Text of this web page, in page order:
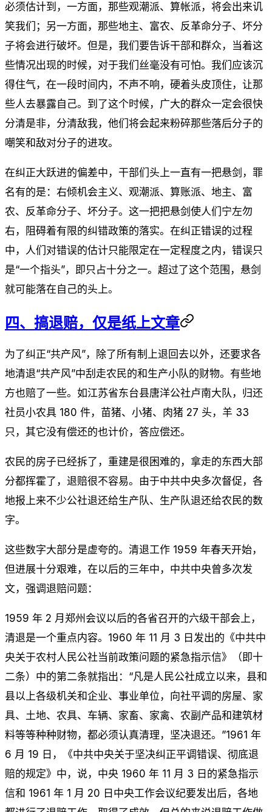
必须估计到，一方面，那些观潮派、算帐派，将会出来讥
笑我们；另一方面，那些地主、富农、反革命分子、坏分
子将会进行破坏。但是，我们要告诉干部和群众，当着这
些情况出现的时候，对于我们丝毫没有可怕。我们应该沉
得住气，在一段时间内，不声不响，硬着头皮顶住，让那
些人去暴露自己。到了这个时候，广大的群众一定会很快
分清是非，分清敌我，他们将会起来粉碎那些落后分子的
嘲笑和敌对分子的进攻。
在纠正大跃进的偏差中，干部们头上一直有一把悬剑，罪
名有的是：右倾机会主义、观潮派、算账派、地主、富
农、反革命分子、坏分子。这一把把悬剑使人们宁左勿
右，阻碍着有限的纠错政策的落实。在纠正错误的过程
中，人们对错误的估计只能限定在一定程度之内，错误只
是“一个指头”，即只占十分之一。超过了这个范围，悬剑
就可能落在自己的头上。
四、搞退赔，仅是纸上文章
为了纠正“共产风”，除了所有制上退回去以外，还要求各
地清退“共产风”中刮走农民的和生产小队的财物。有些地
方也赔了一些。如江苏省东台县唐洋公社卢南大队，归还
社员小农具 180 件，苗猪、小猪、肉猪 27 头，羊 33
只，其它没有偿还的也计价，答应偿还。
农民的房子已经拆了，重建是很困难的，拿走的东西大部
分都挥霍了，退赔很不容易。由于中共中央多次督促，各
地报上来不少公社退还给生产队、生产队退还给农民的数
字。
这些数字大部分是虚夸的。清退工作 1959 年春天开始，
但进展十分艰难，在以后的三年中，中共中央曾多次发
文，强调退赔问题：
1959 年 2 月郑州会议以后的各省召开的六级干部会上，
清退是一个重点内容。1960 年 11 月 3 日发出的《中共中
央关于农村人民公社当前政策问题的紧急指示信》（即十
二条）中的第二条就指出：“凡是人民公社成立以来，县和
县以上各级机关和企业、事业单位，向社平调的房屋、家
具、土地、农具、车辆、家畜、家禽、农副产品和建筑材
料等等种种财物，都必须认真清理，坚决退还。”1961 年
6 月 19 日，《中共中央关于坚决纠正平调错误、彻底退
赔的规定》中，说，中央 1960 年 11 月 3 日的紧急指示
信和 1961 年 1 月 20 日中央工作会议纪要发出后，各地